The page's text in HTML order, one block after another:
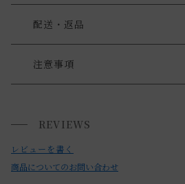
配送・返品
送料について
小型商品は、11,000円(税込)以上の
注意事項
・暖房器具などのそばに置かないで下
・油分に弱いので油のつきやすい場
・お花は厳選しておりますが、性質
REVIEWS
レビューを書く
商品についてのお問い合わせ